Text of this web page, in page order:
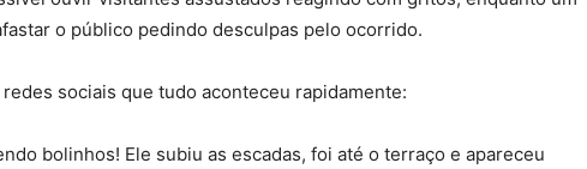
o público pedindo desculpas pelo ocorrido.
sociais que tudo aconteceu rapidamente:
bolinhos! Ele subiu as escadas, foi até o terraço e apareceu